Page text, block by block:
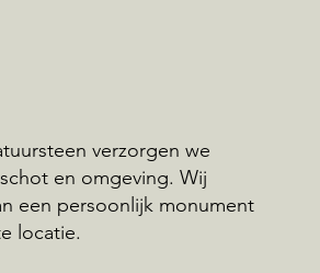
verzorgen we
en omgeving. Wij
een persoonlijk monument
locatie.